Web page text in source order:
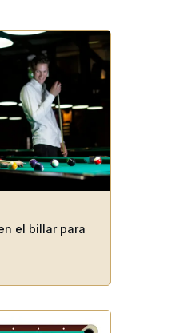
el billar para